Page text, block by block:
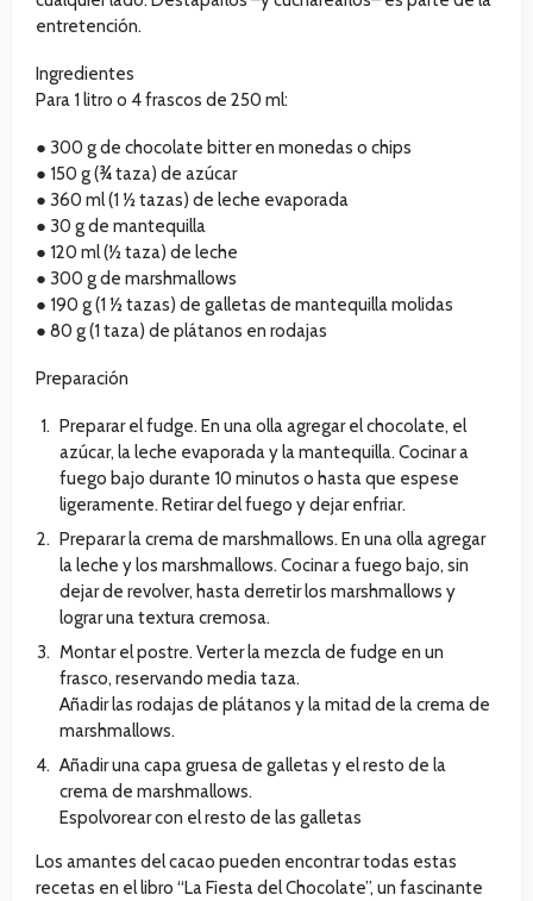
entretención.
Ingredientes
Para 1 litro o 4 frascos de 250 ml:
● 300 g de chocolate bitter en monedas o chips
● 150 g (¾ taza) de azúcar
● 360 ml (1 ½ tazas) de leche evaporada
● 30 g de mantequilla
● 120 ml (½ taza) de leche
● 300 g de marshmallows
● 190 g (1 ½ tazas) de galletas de mantequilla molidas
● 80 g (1 taza) de plátanos en rodajas
Preparación
Preparar el fudge. En una olla agregar el chocolate, el
azúcar, la leche evaporada y la mantequilla. Cocinar a
fuego bajo durante 10 minutos o hasta que espese
ligeramente. Retirar del fuego y dejar enfriar.
Preparar la crema de marshmallows. En una olla agregar
la leche y los marshmallows. Cocinar a fuego bajo, sin
dejar de revolver, hasta derretir los marshmallows y
lograr una textura cremosa.
Montar el postre. Verter la mezcla de fudge en un
frasco, reservando media taza.
Añadir las rodajas de plátanos y la mitad de la crema de
marshmallows.
Añadir una capa gruesa de galletas y el resto de la
crema de marshmallows.
Espolvorear con el resto de las galletas
Los amantes del cacao pueden encontrar todas estas
recetas en el libro “La Fiesta del Chocolate”, un fascinante